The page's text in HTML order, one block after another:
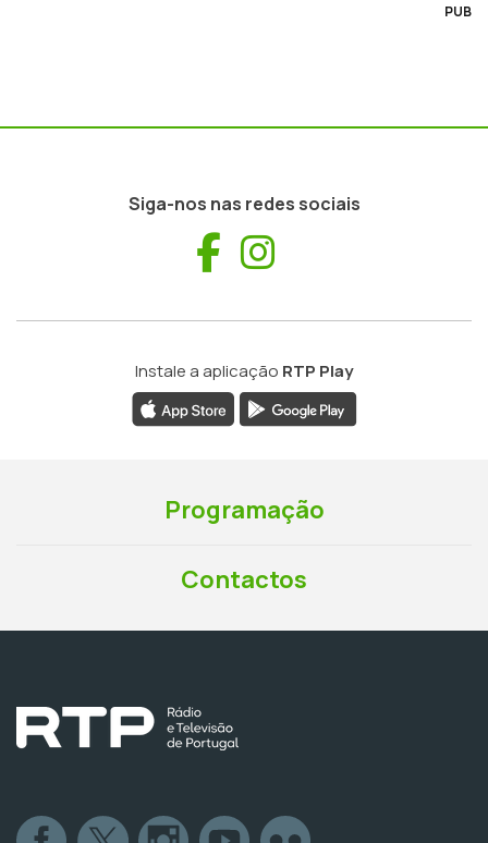
PUB
Siga-nos nas redes sociais
Facebook
Instale a aplicação RTP Play
Programação
Contactos